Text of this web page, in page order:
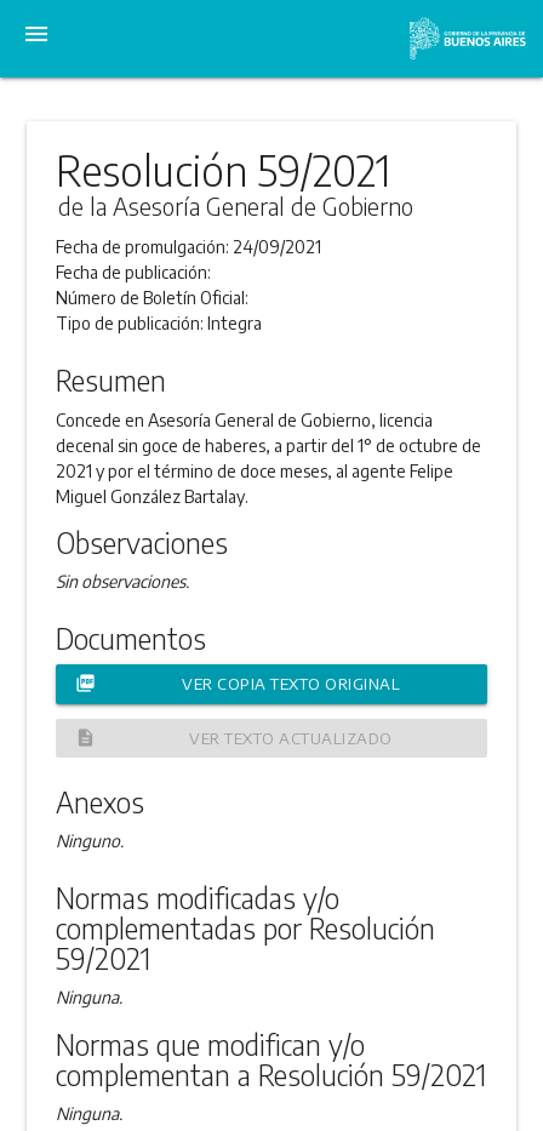
menu
Resolución 59/2021
de la Asesoría General de Gobierno
Fecha de promulgación: 24/09/2021
Fecha de publicación:
Número de Boletín Oficial:
Tipo de publicación:Integra
Resumen
Concede en Asesoría General de Gobierno, licencia
decenal sin goce de haberes, a partir del 1° de octubre de
2021 y por el término de doce meses, al agente Felipe
Miguel González Bartalay.
Observaciones
Sin observaciones.
Documentos
picture_as_pdf VER COPIA TEXTO ORIGINAL
description VER TEXTO ACTUALIZADO
Anexos
Ninguno.
Normas modificadas y/o
complementadas por Resolución
59/2021
Ninguna.
Normas que modifican y/o
complementan a Resolución 59/2021
Ninguna.